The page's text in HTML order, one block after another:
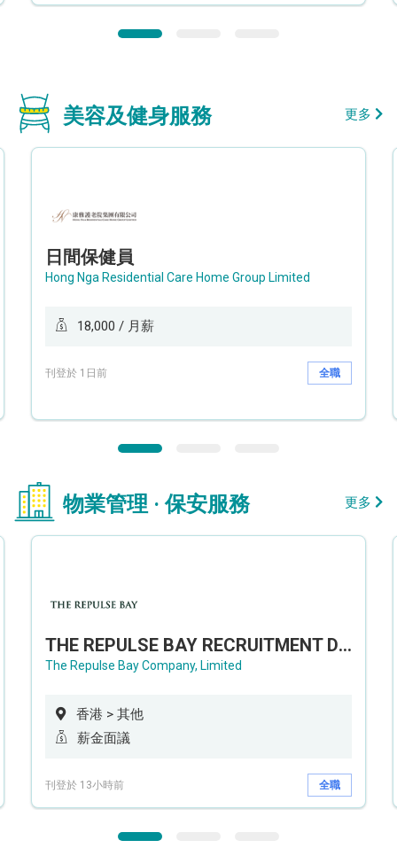
美容及健身服務 更多
日間保健員
Hong Nga Residential Care Home Group Limited
18,000 / 月薪
刊登於 1日前 全職
物業管理 · 保安服務 更多
THE REPULSE BAY RECRUITMENT DAY 淺水灣影灣園人才招聘會
The Repulse Bay Company, Limited
香港 > 其他
薪金面議
刊登於 13小時前 全職